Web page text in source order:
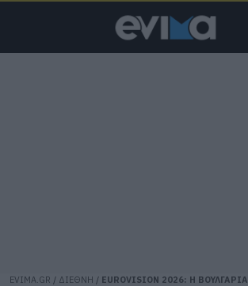
EVIMA.GR / ΔΙΕΘΝΗ / EUROVISION 2026: Η